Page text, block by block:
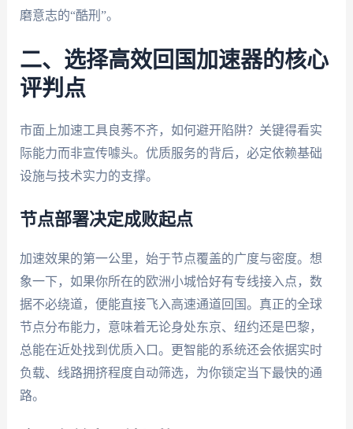
磨意志的“酷刑”。
二、选择高效回国加速器的核心
评判点
市面上加速工具良莠不齐，如何避开陷阱？关键得看实
际能力而非宣传噱头。优质服务的背后，必定依赖基础
设施与技术实力的支撑。
节点部署决定成败起点
加速效果的第一公里，始于节点覆盖的广度与密度。想
象一下，如果你所在的欧洲小城恰好有专线接入点，数
据不必绕道，便能直接飞入高速通道回国。真正的全球
节点分布能力，意味着无论身处东京、纽约还是巴黎，
总能在近处找到优质入口。更智能的系统还会依据实时
负载、线路拥挤程度自动筛选，为你锁定当下最快的通
路。